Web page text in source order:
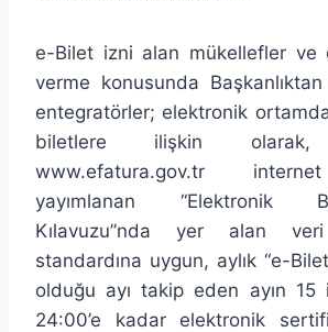
e-Bilet izni alan mükellefler ve
verme konusunda
entegratörler; elektronik
biletlere ilişkin olarak,
www.efatura.gov.tr
yayımlanan “Elektronik
Kılavuzu”nda yer alan
standardına uygun, aylık “e-
olduğu ayı takip eden ayın
24:00’e kadar elektronik